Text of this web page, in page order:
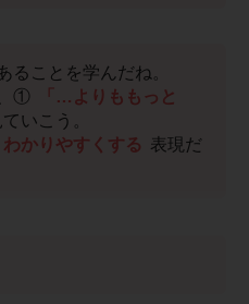
ることを学んだね。
①
「…よりももっと
いこう。
かりやすくする 表現だ